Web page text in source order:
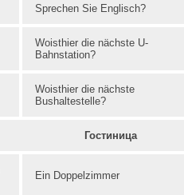
Sprechen Sie Englisch?
Woisthier die nächste U-
Bahnstation?
Woisthier die nächste
Bushaltestelle?
Гостиница
Ein Doppelzimmer